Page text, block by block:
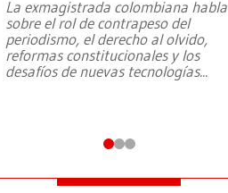
La exmagistrada colombiana habla
sobre el rol de contrapeso del
periodismo, el derecho al olvido,
reformas constitucionales y los
desafíos de nuevas tecnologías...